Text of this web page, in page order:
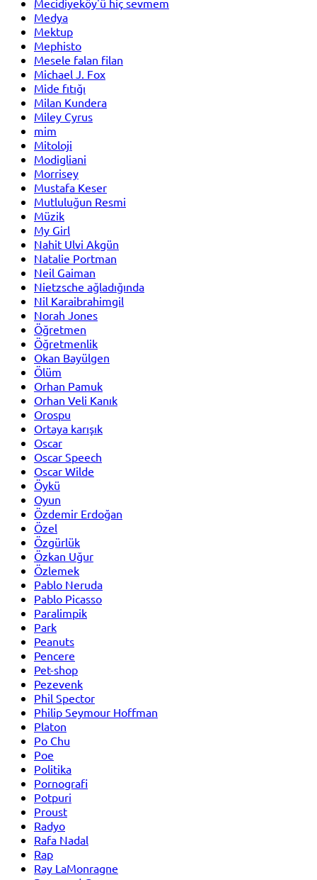
Medya
Mektup
Mephisto
Mesele falan filan
Michael J. Fox
Mide fıtığı
Milan Kundera
Miley Cyrus
mim
Mitoloji
Modigliani
Morrisey
Mustafa Keser
Mutluluğun Resmi
Müzik
My Girl
Nahit Ulvi Akgün
Natalie Portman
Neil Gaiman
Nietzsche ağladığında
Nil Karaibrahimgil
Norah Jones
Öğretmen
Öğretmenlik
Okan Bayülgen
Ölüm
Orhan Pamuk
Orhan Veli Kanık
Orospu
Ortaya karışık
Oscar
Oscar Speech
Oscar Wilde
Öykü
Oyun
Özdemir Erdoğan
Özel
Özgürlük
Özkan Uğur
Özlemek
Pablo Neruda
Pablo Picasso
Paralimpik
Park
Peanuts
Pencere
Pet-shop
Pezevenk
Phil Spector
Philip Seymour Hoffman
Platon
Po Chu
Poe
Politika
Pornografi
Potpuri
Proust
Radyo
Rafa Nadal
Rap
Ray LaMonragne